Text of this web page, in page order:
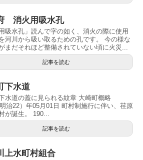
消火用吸水孔
吸水孔」読んで字の如く、消火の際に使用
河川から吸い取るための孔です。 今の様な
まだそれほど整備されていない頃に火災...
記事を読む
下水道
水道の蓋に見られる紋章 大崎町概略
治22）年05月01日 町村制施行に伴い、荏原
が誕生。 190...
記事を読む
上水町村組合